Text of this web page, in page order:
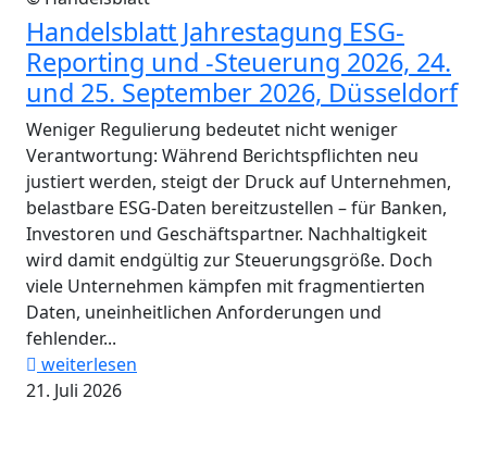
Handelsblatt Jahrestagung ESG-
Reporting und -Steuerung 2026, 24.
und 25. September 2026, Düsseldorf
Weniger Regulierung bedeutet nicht weniger
Verantwortung: Während Berichtspflichten neu
justiert werden, steigt der Druck auf Unternehmen,
belastbare ESG-Daten bereitzustellen – für Banken,
Investoren und Geschäftspartner. Nachhaltigkeit
wird damit endgültig zur Steuerungsgröße. Doch
viele Unternehmen kämpfen mit fragmentierten
Daten, uneinheitlichen Anforderungen und
fehlender...
weiterlesen
21. Juli 2026